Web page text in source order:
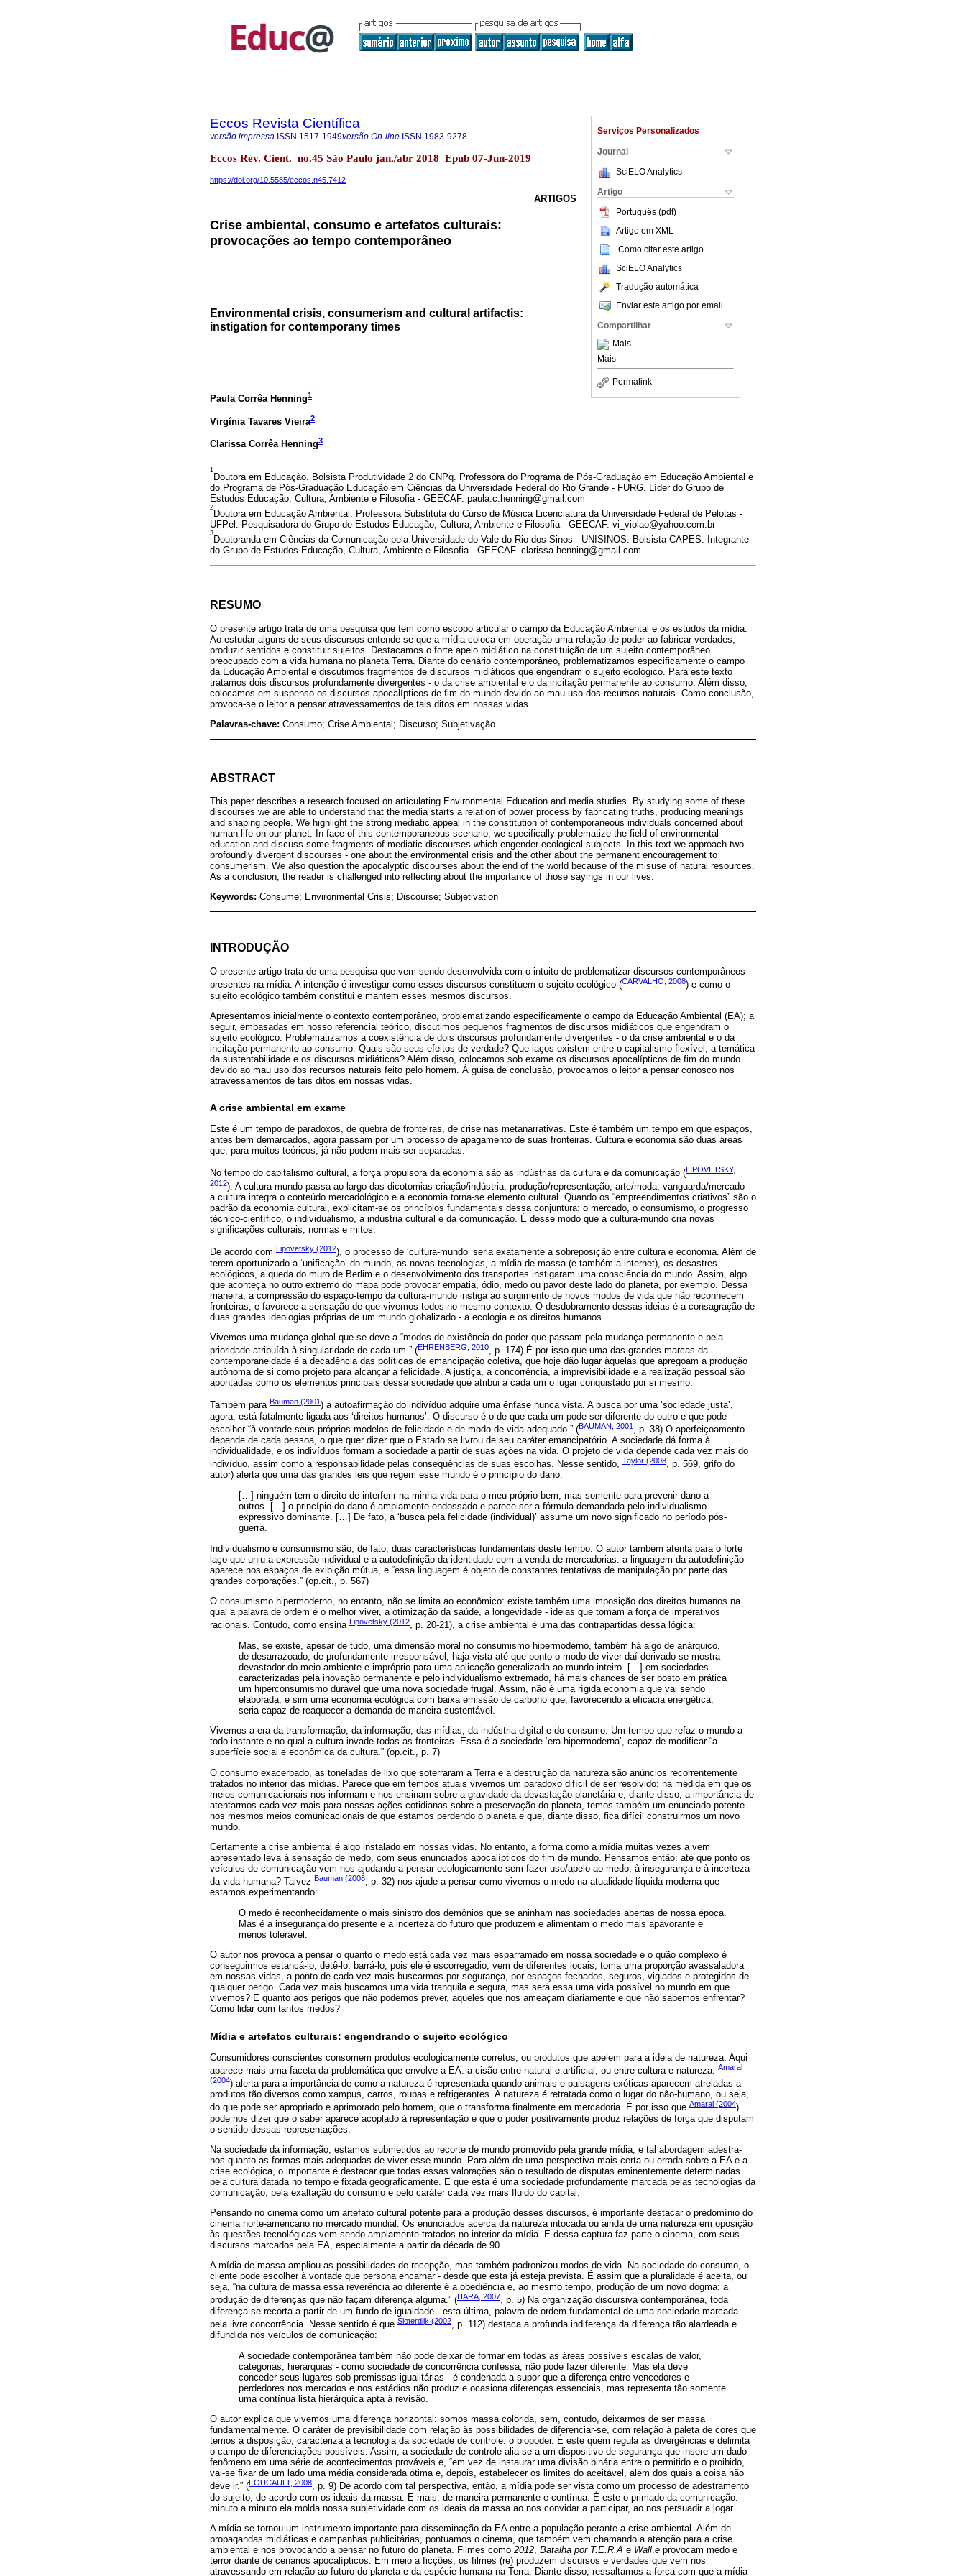
Serviços Personalizados
Journal
SciELO Analytics
Artigo
Português (pdf)
Artigo em XML
Como citar este artigo
SciELO Analytics
Tradução automática
Enviar este artigo por email
Compartilhar
Mais
Mais
Permalink
Eccos Revista Científica
versão impressa ISSN 1517-1949versão On-line ISSN 1983-9278
Eccos Rev. Cient. no.45 São Paulo jan./abr 2018 Epub 07-Jun-2019
https://doi.org/10.5585/eccos.n45.7412
ARTIGOS
Crise ambiental, consumo e artefatos culturais:
provocações ao tempo contemporâneo
Environmental crisis, consumerism and cultural artifactis:
instigation for contemporany times
Paula Corrêa Henning1
Virgínia Tavares Vieira2
Clarissa Corrêa Henning3
1
Doutora em Educação. Bolsista Produtividade 2 do CNPq. Professora do Programa de Pós-Graduação em Educação Ambiental e
do Programa de Pós-Graduação Educação em Ciências da Universidade Federal do Rio Grande - FURG. Líder do Grupo de
Estudos Educação, Cultura, Ambiente e Filosofia - GEECAF. paula.c.henning@gmail.com
2
Doutora em Educação Ambiental. Professora Substituta do Curso de Música Licenciatura da Universidade Federal de Pelotas -
UFPel. Pesquisadora do Grupo de Estudos Educação, Cultura, Ambiente e Filosofia - GEECAF. vi_violao@yahoo.com.br
3
Doutoranda em Ciências da Comunicação pela Universidade do Vale do Rio dos Sinos - UNISINOS. Bolsista CAPES. Integrante
do Grupo de Estudos Educação, Cultura, Ambiente e Filosofia - GEECAF. clarissa.henning@gmail.com
RESUMO
O presente artigo trata de uma pesquisa que tem como escopo articular o campo da Educação Ambiental e os estudos da mídia.
Ao estudar alguns de seus discursos entende-se que a mídia coloca em operação uma relação de poder ao fabricar verdades,
produzir sentidos e constituir sujeitos. Destacamos o forte apelo midiático na constituição de um sujeito contemporâneo
preocupado com a vida humana no planeta Terra. Diante do cenário contemporâneo, problematizamos especificamente o campo
da Educação Ambiental e discutimos fragmentos de discursos midiáticos que engendram o sujeito ecológico. Para este texto
tratamos dois discursos profundamente divergentes - o da crise ambiental e o da incitação permanente ao consumo. Além disso,
colocamos em suspenso os discursos apocalípticos de fim do mundo devido ao mau uso dos recursos naturais. Como conclusão,
provoca-se o leitor a pensar atravessamentos de tais ditos em nossas vidas.
Palavras-chave: Consumo; Crise Ambiental; Discurso; Subjetivação
ABSTRACT
This paper describes a research focused on articulating Environmental Education and media studies. By studying some of these
discourses we are able to understand that the media starts a relation of power process by fabricating truths, producing meanings
and shaping people. We highlight the strong mediatic appeal in the constitution of contemporaneous individuals concerned about
human life on our planet. In face of this contemporaneous scenario, we specifically problematize the field of environmental
education and discuss some fragments of mediatic discourses which engender ecological subjects. In this text we approach two
profoundly divergent discourses - one about the environmental crisis and the other about the permanent encouragement to
consumerism. We also question the apocalyptic discourses about the end of the world because of the misuse of natural resources.
As a conclusion, the reader is challenged into reflecting about the importance of those sayings in our lives.
Keywords: Consume; Environmental Crisis; Discourse; Subjetivation
INTRODUÇÃO
O presente artigo trata de uma pesquisa que vem sendo desenvolvida com o intuito de problematizar discursos contemporâneos
presentes na mídia. A intenção é investigar como esses discursos constituem o sujeito ecológico (CARVALHO, 2008) e como o
sujeito ecológico também constitui e mantem esses mesmos discursos.
Apresentamos inicialmente o contexto contemporâneo, problematizando especificamente o campo da Educação Ambiental (EA); a
seguir, embasadas em nosso referencial teórico, discutimos pequenos fragmentos de discursos midiáticos que engendram o
sujeito ecológico. Problematizamos a coexistência de dois discursos profundamente divergentes - o da crise ambiental e o da
incitação permanente ao consumo. Quais são seus efeitos de verdade? Que laços existem entre o capitalismo flexível, a temática
da sustentabilidade e os discursos midiáticos? Além disso, colocamos sob exame os discursos apocalípticos de fim do mundo
devido ao mau uso dos recursos naturais feito pelo homem. À guisa de conclusão, provocamos o leitor a pensar conosco nos
atravessamentos de tais ditos em nossas vidas.
A crise ambiental em exame
Este é um tempo de paradoxos, de quebra de fronteiras, de crise nas metanarrativas. Este é também um tempo em que espaços,
antes bem demarcados, agora passam por um processo de apagamento de suas fronteiras. Cultura e economia são duas áreas
que, para muitos teóricos, já não podem mais ser separadas.
No tempo do capitalismo cultural, a força propulsora da economia são as indústrias da cultura e da comunicação (LIPOVETSKY,
2012). A cultura-mundo passa ao largo das dicotomias criação/indústria, produção/representação, arte/moda, vanguarda/mercado -
a cultura integra o conteúdo mercadológico e a economia torna-se elemento cultural. Quando os “empreendimentos criativos” são o
padrão da economia cultural, explicitam-se os princípios fundamentais dessa conjuntura: o mercado, o consumismo, o progresso
técnico-científico, o individualismo, a indústria cultural e da comunicação. É desse modo que a cultura-mundo cria novas
significações culturais, normas e mitos.
De acordo com Lipovetsky (2012), o processo de ‘cultura-mundo’ seria exatamente a sobreposição entre cultura e economia. Além de
terem oportunizado a ‘unificação’ do mundo, as novas tecnologias, a mídia de massa (e também a internet), os desastres
ecológicos, a queda do muro de Berlim e o desenvolvimento dos transportes instigaram uma consciência do mundo. Assim, algo
que aconteça no outro extremo do mapa pode provocar empatia, ódio, medo ou pavor deste lado do planeta, por exemplo. Dessa
maneira, a compressão do espaço-tempo da cultura-mundo instiga ao surgimento de novos modos de vida que não reconhecem
fronteiras, e favorece a sensação de que vivemos todos no mesmo contexto. O desdobramento dessas ideias é a consagração de
duas grandes ideologias próprias de um mundo globalizado - a ecologia e os direitos humanos.
Vivemos uma mudança global que se deve a “modos de existência do poder que passam pela mudança permanente e pela
prioridade atribuída à singularidade de cada um.” (EHRENBERG, 2010, p. 174) É por isso que uma das grandes marcas da
contemporaneidade é a decadência das políticas de emancipação coletiva, que hoje dão lugar àquelas que apregoam a produção
autônoma de si como projeto para alcançar a felicidade. A justiça, a concorrência, a imprevisibilidade e a realização pessoal são
apontadas como os elementos principais dessa sociedade que atribui a cada um o lugar conquistado por si mesmo.
Também para Bauman (2001 ) a autoafirmação do indivíduo adquire uma ênfase nunca vista. A busca por uma ‘sociedade justa’,
agora, está fatalmente ligada aos ‘direitos humanos’. O discurso é o de que cada um pode ser diferente do outro e que pode
escolher “à vontade seus próprios modelos de felicidade e de modo de vida adequado.” (BAUMAN, 2001 , p. 38) O aperfeiçoamento
depende de cada pessoa, o que quer dizer que o Estado se livrou de seu caráter emancipatório. A sociedade dá forma à
individualidade, e os indivíduos formam a sociedade a partir de suas ações na vida. O projeto de vida depende cada vez mais do
indivíduo, assim como a responsabilidade pelas consequências de suas escolhas. Nesse sentido, Taylor (2008, p. 569, grifo do
autor) alerta que uma das grandes leis que regem esse mundo é o princípio do dano:
[…] ninguém tem o direito de interferir na minha vida para o meu próprio bem, mas somente para prevenir dano a
outros. […] o princípio do dano é amplamente endossado e parece ser a fórmula demandada pelo individualismo
expressivo dominante. […] De fato, a ‘busca pela felicidade (individual)’ assume um novo significado no período pós-
guerra.
Individualismo e consumismo são, de fato, duas características fundamentais deste tempo. O autor também atenta para o forte
laço que uniu a expressão individual e a autodefinição da identidade com a venda de mercadorias: a linguagem da autodefinição
aparece nos espaços de exibição mútua, e “essa linguagem é objeto de constantes tentativas de manipulação por parte das
grandes corporações.” (op.cit., p. 567)
O consumismo hipermoderno, no entanto, não se limita ao econômico: existe também uma imposição dos direitos humanos na
qual a palavra de ordem é o melhor viver, a otimização da saúde, a longevidade - ideias que tomam a força de imperativos
racionais. Contudo, como ensina Lipovetsky (2012, p. 20-21), a crise ambiental é uma das contrapartidas dessa lógica:
Mas, se existe, apesar de tudo, uma dimensão moral no consumismo hipermoderno, também há algo de anárquico,
de desarrazoado, de profundamente irresponsável, haja vista até que ponto o modo de viver daí derivado se mostra
devastador do meio ambiente e impróprio para uma aplicação generalizada ao mundo inteiro. […] em sociedades
caracterizadas pela inovação permanente e pelo individualismo extremado, há mais chances de ser posto em prática
um hiperconsumismo durável que uma nova sociedade frugal. Assim, não é uma rígida economia que vai sendo
elaborada, e sim uma economia ecológica com baixa emissão de carbono que, favorecendo a eficácia energética,
seria capaz de reaquecer a demanda de maneira sustentável.
Vivemos a era da transformação, da informação, das mídias, da indústria digital e do consumo. Um tempo que refaz o mundo a
todo instante e no qual a cultura invade todas as fronteiras. Essa é a sociedade ‘era hipermoderna’, capaz de modificar “a
superfície social e econômica da cultura.” (op.cit., p. 7)
O consumo exacerbado, as toneladas de lixo que soterraram a Terra e a destruição da natureza são anúncios recorrentemente
tratados no interior das mídias. Parece que em tempos atuais vivemos um paradoxo difícil de ser resolvido: na medida em que os
meios comunicacionais nos informam e nos ensinam sobre a gravidade da devastação planetária e, diante disso, a importância de
atentarmos cada vez mais para nossas ações cotidianas sobre a preservação do planeta, temos também um enunciado potente
nos mesmos meios comunicacionais de que estamos perdendo o planeta e que, diante disso, fica difícil construirmos um novo
mundo.
Certamente a crise ambiental é algo instalado em nossas vidas. No entanto, a forma como a mídia muitas vezes a vem
apresentado leva à sensação de medo, com seus enunciados apocalípticos do fim de mundo. Pensamos então: até que ponto os
veículos de comunicação vem nos ajudando a pensar ecologicamente sem fazer uso/apelo ao medo, à insegurança e à incerteza
da vida humana? Talvez Bauman (2008, p. 32) nos ajude a pensar como vivemos o medo na atualidade líquida moderna que
estamos experimentando:
O medo é reconhecidamente o mais sinistro dos demônios que se aninham nas sociedades abertas de nossa época.
Mas é a insegurança do presente e a incerteza do futuro que produzem e alimentam o medo mais apavorante e
menos tolerável.
O autor nos provoca a pensar o quanto o medo está cada vez mais esparramado em nossa sociedade e o quão complexo é
conseguirmos estancá-lo, detê-lo, barrá-lo, pois ele é escorregadio, vem de diferentes locais, toma uma proporção avassaladora
em nossas vidas, a ponto de cada vez mais buscarmos por segurança, por espaços fechados, seguros, vigiados e protegidos de
qualquer perigo. Cada vez mais buscamos uma vida tranquila e segura, mas será essa uma vida possível no mundo em que
vivemos? E quanto aos perigos que não podemos prever, aqueles que nos ameaçam diariamente e que não sabemos enfrentar?
Como lidar com tantos medos?
Mídia e artefatos culturais: engendrando o sujeito ecológico
Consumidores conscientes consomem produtos ecologicamente corretos, ou produtos que apelem para a ideia de natureza. Aqui
aparece mais uma faceta da problemática que envolve a EA: a cisão entre natural e artificial, ou entre cultura e natureza.
Amaral
(2004) alerta para a importância de como a natureza é representada quando animais e paisagens exóticas aparecem atreladas a
produtos tão diversos como xampus, carros, roupas e refrigerantes. A natureza é retratada como o lugar do não-humano, ou seja,
do que pode ser apropriado e aprimorado pelo homem, que o transforma finalmente em mercadoria. É por isso que Amaral (2004)
pode nos dizer que o saber aparece acoplado à representação e que o poder positivamente produz relações de força que disputam
o sentido dessas representações.
Na sociedade da informação, estamos submetidos ao recorte de mundo promovido pela grande mídia, e tal abordagem adestra-
nos quanto as formas mais adequadas de viver esse mundo. Para além de uma perspectiva mais certa ou errada sobre a EA e a
crise ecológica, o importante é destacar que todas essas valorações são o resultado de disputas eminentemente determinadas
pela cultura datada no tempo e fixada geograficamente. E que esta é uma sociedade profundamente marcada pelas tecnologias da
comunicação, pela exaltação do consumo e pelo caráter cada vez mais fluido do capital.
Pensando no cinema como um artefato cultural potente para a produção desses discursos, é importante destacar o predomínio do
cinema norte-americano no mercado mundial. Os enunciados acerca da natureza intocada ou ainda de uma natureza em oposição
às questões tecnológicas vem sendo amplamente tratados no interior da mídia. E dessa captura faz parte o cinema, com seus
discursos marcados pela EA, especialmente a partir da década de 90.
A mídia de massa ampliou as possibilidades de recepção, mas também padronizou modos de vida. Na sociedade do consumo, o
cliente pode escolher à vontade que persona encarnar - desde que esta já esteja prevista. É assim que a pluralidade é aceita, ou
seja, “na cultura de massa essa reverência ao diferente é a obediência e, ao mesmo tempo, produção de um novo dogma: a
produção de diferenças que não façam diferença alguma.” (HARA, 2007, p. 5) Na organização discursiva contemporânea, toda
diferença se recorta a partir de um fundo de igualdade - esta última, palavra de ordem fundamental de uma sociedade marcada
pela livre concorrência. Nesse sentido é que Sloterdijk (2002, p. 112) destaca a profunda indiferença da diferença tão alardeada e
difundida nos veículos de comunicação:
A sociedade contemporânea também não pode deixar de formar em todas as áreas possíveis escalas de valor,
categorias, hierarquias - como sociedade de concorrência confessa, não pode fazer diferente. Mas ela deve
conceder seus lugares sob premissas igualitárias - é condenada a supor que a diferença entre vencedores e
perdedores nos mercados e nos estádios não produz e ocasiona diferenças essenciais, mas representa tão somente
uma contínua lista hierárquica apta à revisão.
O autor explica que vivemos uma diferença horizontal: somos massa colorida, sem, contudo, deixarmos de ser massa
fundamentalmente. O caráter de previsibilidade com relação às possibilidades de diferenciar-se, com relação à paleta de cores que
temos à disposição, caracteriza a tecnologia da sociedade de controle: o biopoder. É este quem regula as divergências e delimita
o campo de diferenciações possíveis. Assim, a sociedade de controle alia-se a um dispositivo de segurança que insere um dado
fenômeno em uma série de acontecimentos prováveis e, “em vez de instaurar uma divisão binária entre o permitido e o proibido,
vai-se fixar de um lado uma média considerada ótima e, depois, estabelecer os limites do aceitável, além dos quais a coisa não
deve ir.” (FOUCAULT, 2008, p. 9) De acordo com tal perspectiva, então, a mídia pode ser vista como um processo de adestramento
do sujeito, de acordo com os ideais da massa. E mais: de maneira permanente e contínua. É este o primado da comunicação:
minuto a minuto ela molda nossa subjetividade com os ideais da massa ao nos convidar a participar, ao nos persuadir a jogar.
A mídia se tornou um instrumento importante para disseminação da EA entre a população perante a crise ambiental. Além de
propagandas midiáticas e campanhas publicitárias, pontuamos o cinema, que também vem chamando a atenção para a crise
ambiental e nos provocando a pensar no futuro do planeta. Filmes como 2012 Batalha por T.E.R.A e Wall e provocam medo e
terror diante de cenários apocalípticos. Em meio a ficções, os filmes (re) produzem discursos e verdades que vem nos
atravessando em relação ao futuro do planeta e da espécie humana na Terra. Diante disso, ressaltamos a força com que a mídia